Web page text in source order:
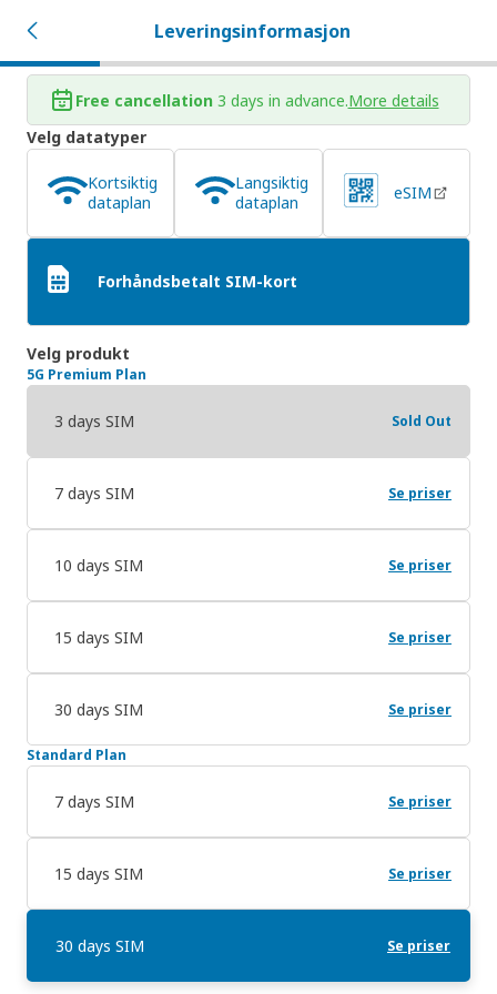
Leveringsinformasjon
Free cancellation 3 days in advance.More details
Velg datatyper
Kortsiktig
dataplan
Langsiktig
dataplan
eSIM
Forhåndsbetalt SIM-kort
Velg produkt
5G Premium Plan
3 days SIM Sold Out
7 days SIM Se priser
10 days SIM Se priser
15 days SIM Se priser
30 days SIM Se priser
Standard Plan
7 days SIM Se priser
15 days SIM Se priser
30 days SIM Se priser